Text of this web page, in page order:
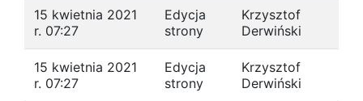
15 kwietnia 2021
r. 07:27
Edycja
strony
Krzysztof
Derwiński
15 kwietnia 2021
r. 07:27
Edycja
strony
Krzysztof
Derwiński